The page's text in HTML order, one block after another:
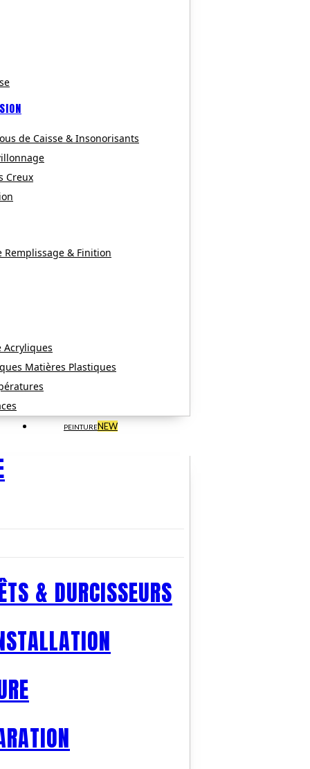
de Caisse & Insonorisants
Creux
Remplissage & Finition
Acryliques
Matières Plastiques
PEINTURENEW
& DURCISSEURS​